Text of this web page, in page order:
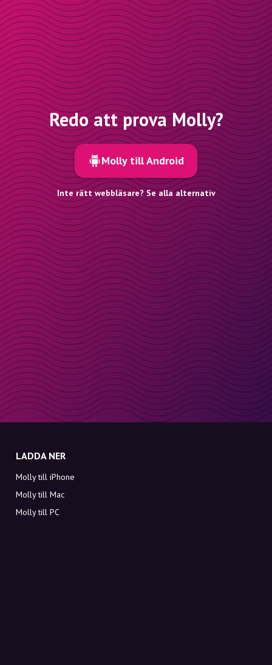
Redo att prova Molly?
Molly till Android
Inte rätt webbläsare? Se alla alternativ
LADDA NER
Molly till iPhone
Molly till Mac
Molly till PC